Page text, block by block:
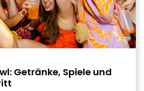
Getränke, Spiele und